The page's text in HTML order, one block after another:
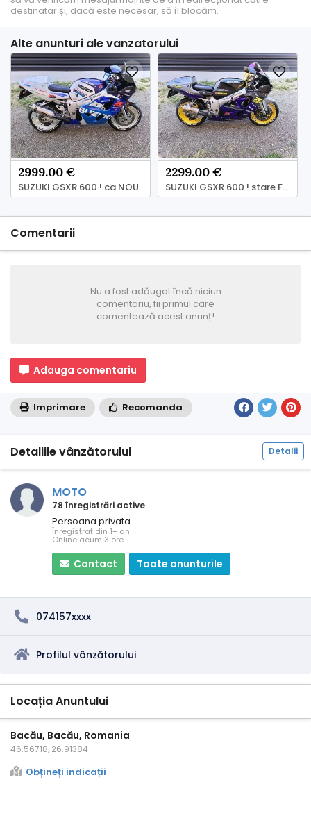
destinatar și, dacă este necesar, să îl blocăm.
Alte anunturi ale vanzatorului
2999.00 €
SUZUKI GSXR 600 ! ca NOU
2299.00 €
SUZUKI GSXR 600 ! stare FOARTE BUNA
Comentarii
Nu a fost adăugat încă niciun
comentariu, fii primul care
comentează acest anunț!
Adauga comentariu
Imprimare Recomanda
Detaliile vânzătorului Detalii
MOTO
78 înregistrări active
Persoana privata
Înregistrat din 1+ an
Online acum 3 ore
Contact Toate anunturile
074157xxxx
Profilul vânzătorului
Locația Anuntului
Bacău, Bacău, Romania
46.56718, 26.91384
Obțineți indicații